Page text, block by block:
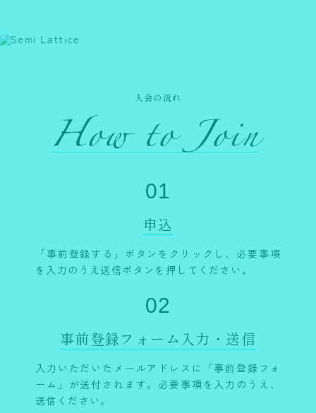
入会の流れ
01
申込
「事前登録する」ボタンをクリックし、必要事項
を入力のうえ送信ボタンを押してください。
02
事前登録フォーム入力・送信
入力いただいたメールアドレスに「事前登録フォ
ーム」が送付されます。必要事項を入力のうえ、
送信ください。